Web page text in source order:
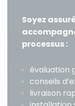
Soyez
processus :
évaluation
conseils
livraison